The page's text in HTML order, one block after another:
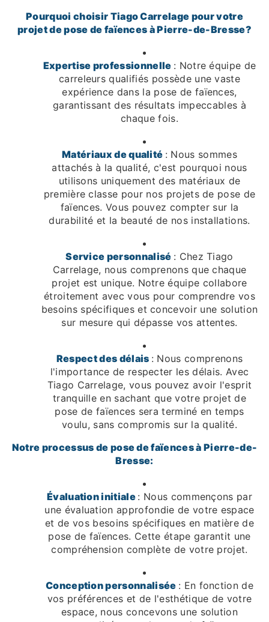
Pourquoi choisir Tiago Carrelage pour votre
projet de pose de faïences à Pierre-de-Bresse?
Expertise professionnelle : Notre équipe de
carreleurs qualifiés possède une vaste
expérience dans la pose de faïences,
garantissant des résultats impeccables à
chaque fois.
Matériaux de qualité : Nous sommes
attachés à la qualité, c'est pourquoi nous
utilisons uniquement des matériaux de
première classe pour nos projets de pose de
faïences. Vous pouvez compter sur la
durabilité et la beauté de nos installations.
Service personnalisé : Chez Tiago
Carrelage, nous comprenons que chaque
projet est unique. Notre équipe collabore
étroitement avec vous pour comprendre vos
besoins spécifiques et concevoir une solution
sur mesure qui dépasse vos attentes.
Respect des délais : Nous comprenons
l'importance de respecter les délais. Avec
Tiago Carrelage, vous pouvez avoir l'esprit
tranquille en sachant que votre projet de
pose de faïences sera terminé en temps
voulu, sans compromis sur la qualité.
Notre processus de pose de faïences à Pierre-de-
Bresse:
Évaluation initiale : Nous commençons par
une évaluation approfondie de votre espace
et de vos besoins spécifiques en matière de
pose de faïences. Cette étape garantit une
compréhension complète de votre projet.
Conception personnalisée : En fonction de
vos préférences et de l'esthétique de votre
espace, nous concevons une solution